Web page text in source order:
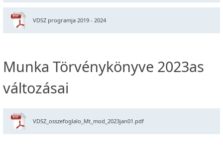
VDSZ programja 2019 - 2024
Munka Törvénykönyve 2023as
változásai
VDSZ_osszefoglalo_Mt_mod_2023jan01.pdf